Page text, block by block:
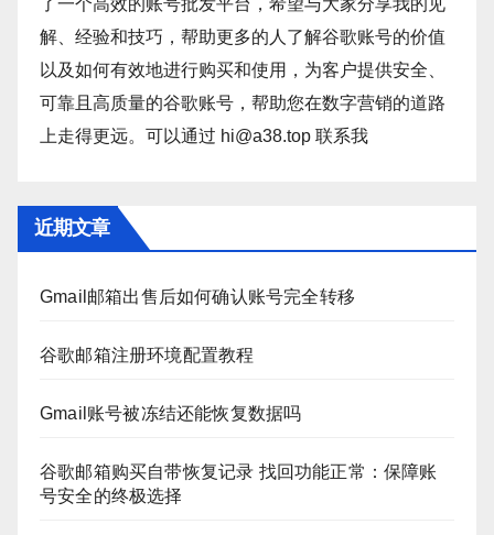
了一个高效的账号批发平台，希望与大家分享我的见
解、经验和技巧，帮助更多的人了解谷歌账号的价值
以及如何有效地进行购买和使用，为客户提供安全、
可靠且高质量的谷歌账号，帮助您在数字营销的道路
上走得更远。可以通过 hi@a38.top 联系我
近期文章
Gmail邮箱出售后如何确认账号完全转移
谷歌邮箱注册环境配置教程
Gmail账号被冻结还能恢复数据吗
谷歌邮箱购买自带恢复记录 找回功能正常：保障账
号安全的终极选择